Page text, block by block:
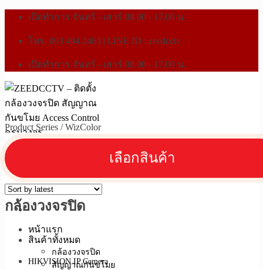
เปิดทำการ จันทร์ - เสาร์ 08.00 - 17.00 น.
โทร. 093 494 2463 | LINE ID : zeedcctv
เปิดทำการ จันทร์ - เสาร์ 08.00 - 17.00 น.
หน้าแรก
สินค้าทั้งหมด
กล้องวงจรปิด
สัญญาณกันขโมย
Product Series /WizColor
กล้องวงจรปิด
HIKVISION IP Camera